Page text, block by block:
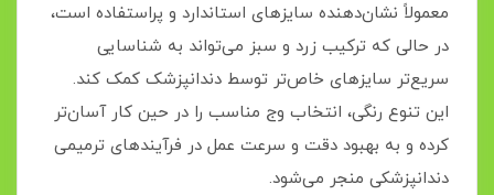
معمولاً نشان‌دهنده سایزهای استاندارد و پراستفاده است،
در حالی که ترکیب زرد و سبز می‌تواند به شناسایی
سریع‌تر سایزهای خاص‌تر توسط دندانپزشک کمک کند.
این تنوع رنگی، انتخاب وج مناسب را در حین کار آسان‌تر
کرده و به بهبود دقت و سرعت عمل در فرآیندهای ترمیمی
دندانپزشکی منجر می‌شود.